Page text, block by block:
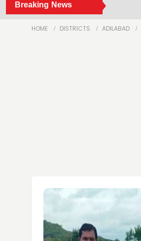
Breaking News
HOME DISTRICTS ADILABAD